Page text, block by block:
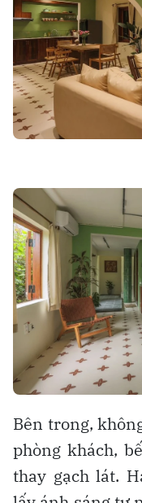
Bên trong,
phòng khách,
thay gạch lát.